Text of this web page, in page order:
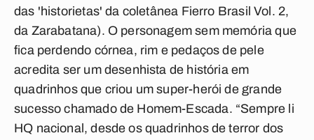
das 'historietas' da coletânea Fierro Brasil Vol. 2,
da Zarabatana). O personagem sem memória que
fica perdendo córnea, rim e pedaços de pele
acredita ser um desenhista de história em
quadrinhos que criou um super-herói de grande
sucesso chamado de Homem-Escada. “Sempre li
HQ nacional, desde os quadrinhos de terror dos